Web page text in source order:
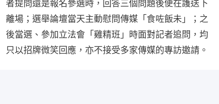
者提問還是報名參選時，回答三個問題後便在護送下
離場；選舉論壇當天主動慰問傳媒「食咗飯未」；之
後當選、參加立法會「雞精班」時面對記者追問，均
只以招牌微笑回應，亦不接受多家傳媒的專訪邀請。